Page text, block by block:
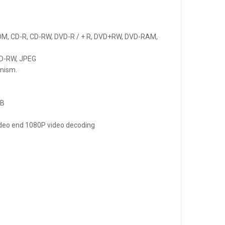
CD-R, CD-RW, DVD-R / + R, DVD+RW, DVD-RAM,
RW, JPEG
end 1080P video decoding